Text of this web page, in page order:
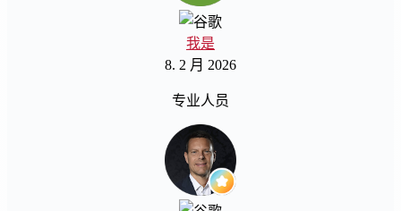
我是
8. 2 月 2026
专业人员